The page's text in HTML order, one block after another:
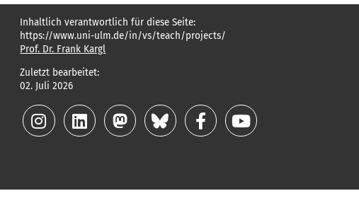
Inhaltlich verantwortlich für diese Seite:
https://www.uni-ulm.de/in/vs/teach/projects/
Prof. Dr. Frank Kargl
Zuletzt bearbeitet:
02. Juli 2026